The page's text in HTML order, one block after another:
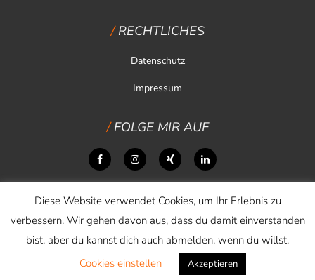
RECHTLICHES
Datenschutz
Impressum
FOLGE MIR AUF
Copyright © 2026 Daniel Wandelt
Diese Website verwendet Cookies, um Ihr Erlebnis zu
verbessern. Wir gehen davon aus, dass du damit einverstanden
bist, aber du kannst dich auch abmelden, wenn du willst.
Cookies einstellen
Akzeptieren